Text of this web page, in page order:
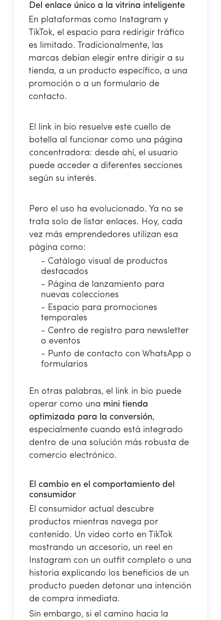
Del enlace único a la vitrina inteligente
En plataformas como Instagram y
TikTok, el espacio para redirigir tráfico
es limitado. Tradicionalmente, las
marcas debían elegir entre dirigir a su
tienda, a un producto específico, a una
promoción o a un formulario de
contacto.
El link in bio resuelve este cuello de
botella al funcionar como una página
concentradora: desde ahí, el usuario
puede acceder a diferentes secciones
según su interés.
Pero el uso ha evolucionado. Ya no se
trata solo de listar enlaces. Hoy, cada
vez más emprendedores utilizan esa
página como:
- Catálogo visual de productos
destacados
- Página de lanzamiento para
nuevas colecciones
- Espacio para promociones
temporales
- Centro de registro para newsletter
o eventos
- Punto de contacto con WhatsApp o
formularios
En otras palabras, el link in bio puede
operar como una mini tienda
optimizada para la conversión,
especialmente cuando está integrado
dentro de una solución más robusta de
comercio electrónico.
El cambio en el comportamiento del
consumidor
El consumidor actual descubre
productos mientras navega por
contenido. Un video corto en TikTok
mostrando un accesorio, un reel en
Instagram con un outfit completo o una
historia explicando los beneficios de un
producto pueden detonar una intención
de compra inmediata.
Sin embargo, si el camino hacia la